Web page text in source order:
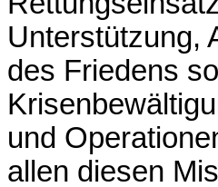
Unterstützung,
des Friedens
und
allen diesen